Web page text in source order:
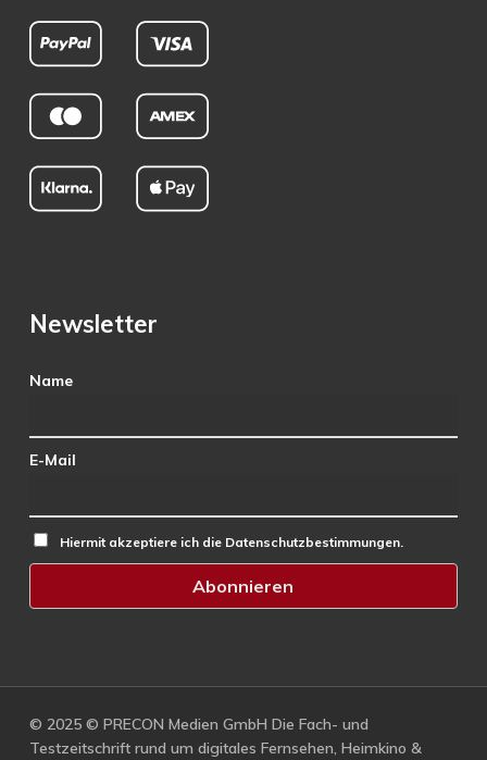
Newsletter
Name
E-Mail
Hiermit akzeptiere ich die Datenschutzbestimmungen.
© 2025 © PRECON Medien GmbH Die Fach- und
Testzeitschrift rund um digitales Fernsehen, Heimkino &